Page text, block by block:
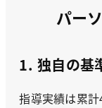
パー
1. 独自の基
指導実績は累